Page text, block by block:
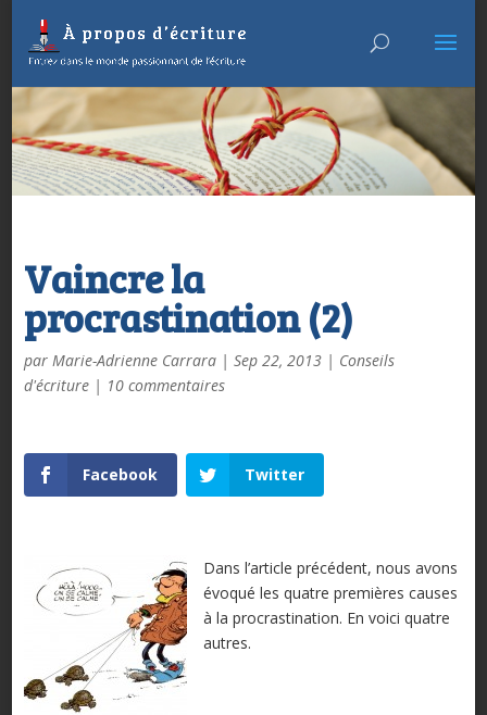
Vaincre la
procrastination (2)
par Marie-Adrienne Carrara| Sep 22, 2013| Conseils
d'écriture| 10 commentaires
Facebook Twitter
Dans l’article précédent, nous avons
évoqué les quatre premières causes
à la procrastination. En voici quatre
autres.